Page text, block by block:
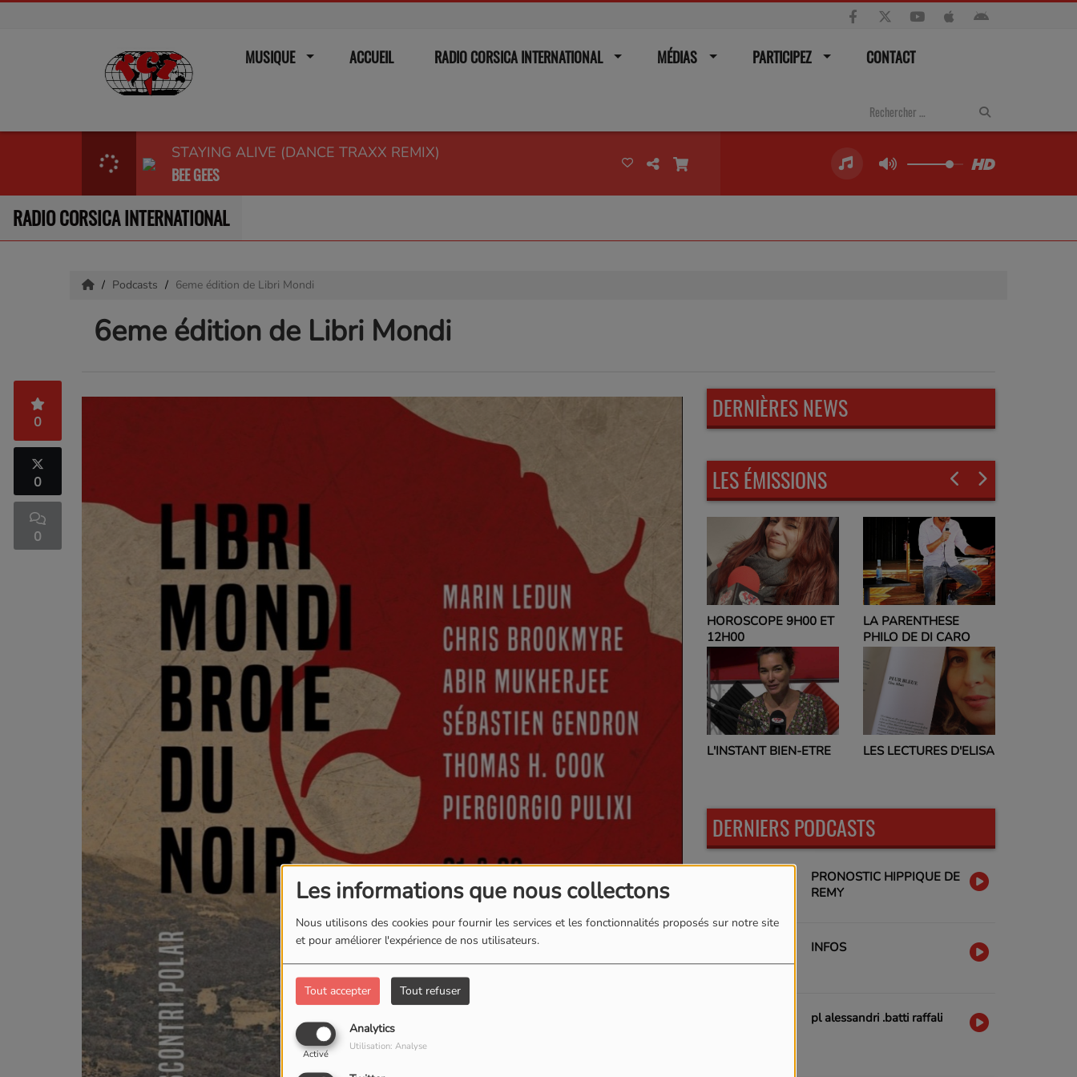
Les informations que nous collectons
Nous utilisons des cookies pour fournir les services et les fonctionnalités proposés sur notre site
et pour améliorer l'expérience de nos utilisateurs.
Tout accepter Tout refuser
Analytics
Activé
Utilisation: Analyse
MUSIQUE ACCUEIL RADIO CORSICA INTERNATIONAL MÉDIAS PARTICIPEZ CONTACT
STAYING ALIVE (DANCE TRAXX REMIX)
BEE GEES
RADIO CORSICA INTERNATIONAL
Podcasts 6eme édition de Libri Mondi
6eme édition de Libri Mondi
0
0
0
DERNIÈRES NEWS
LES ÉMISSIONS
HOROSCOPE 9H00 ET
12H00
L'INSTANT BIEN-ETRE
LA PARENTHESE
PHILO DE DI CARO
LES LECTURES D'ELISA
EVELYNE ADAM
PARLEZ-MOI DE VOUS
ET NO POLITIC
PROGRAMMES TV
DERNIERS PODCASTS
PRONOSTIC HIPPIQUE DE
REMY
INFOS
pl alessandri .batti raffali